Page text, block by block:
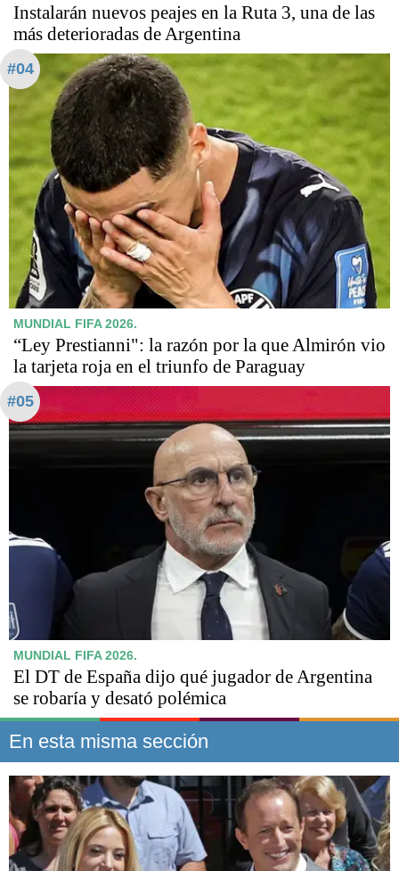
Instalarán nuevos peajes en la Ruta 3, una de las
más deterioradas de Argentina
#04
MUNDIAL FIFA 2026.
“Ley Prestianni": la razón por la que Almirón vio
la tarjeta roja en el triunfo de Paraguay
#05
MUNDIAL FIFA 2026.
El DT de España dijo qué jugador de Argentina
se robaría y desató polémica
En esta misma sección